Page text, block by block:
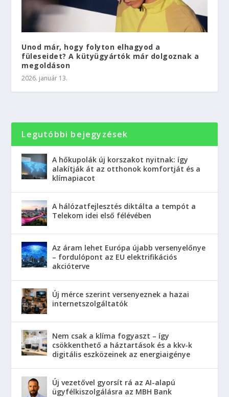
Unod már, hogy folyton elhagyod a
füleseidet? A kütyügyártók már dolgoznak a
megoldáson
2026. január 13.
Legutóbbi bejegyzések
A hőkupolák új korszakot nyitnak: így
alakítják át az otthonok komfortját és a
klímapiacot
A hálózatfejlesztés diktálta a tempót a
Telekom idei első félévében
Az áram lehet Európa újabb versenyelőnye
– fordulópont az EU elektrifikációs
akcióterve
Új mérce szerint versenyeznek a hazai
internetszolgáltatók
Nem csak a klíma fogyaszt – így
csökkenthető a háztartások és a kkv-k
digitális eszközeinek az energiaigénye
Új vezetővel gyorsít rá az AI-alapú
ügyfélkiszolgálásra az MBH Bank